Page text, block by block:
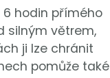
hodin přímého
silným větrem,
ji lze chránit
pomůže také